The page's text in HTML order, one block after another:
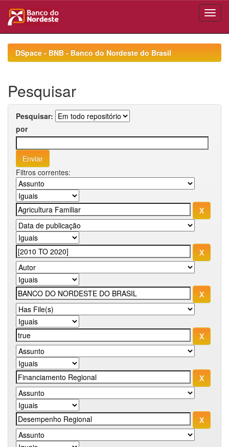
navigationDSpace - BNB - Banco do Nordeste do Brasil
Pesquisar
Pesquisar:
por
Filtros correntes: